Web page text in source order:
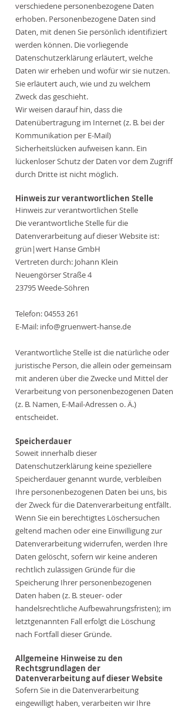
verschiedene personenbezogene Daten
erhoben. Personenbezogene Daten sind
Daten, mit denen Sie persönlich identifiziert
werden können. Die vorliegende
Datenschutzerklärung erläutert, welche
Daten wir erheben und wofür wir sie nutzen.
Sie erläutert auch, wie und zu welchem
Zweck das geschieht.
Wir weisen darauf hin, dass die
Datenübertragung im Internet (z. B. bei der
Kommunikation per E-Mail)
Sicherheitslücken aufweisen kann. Ein
lückenloser Schutz der Daten vor dem Zugriff
durch Dritte ist nicht möglich.
Hinweis zur verantwortlichen Stelle
Hinweis zur verantwortlichen Stelle
Die verantwortliche Stelle für die
Datenverarbeitung auf dieser Website ist:
grün|wert Hanse GmbH
Vertreten durch: Johann Klein
Neuengörser Straße 4
23795 Weede-Söhren
Telefon:04553 261
E-Mail: info@gruenwert-hanse.de
Verantwortliche Stelle ist die natürliche oder
juristische Person, die allein oder gemeinsam
mit anderen über die Zwecke und Mittel der
Verarbeitung von personenbezogenen Daten
(z. B. Namen, E-Mail-Adressen o. Ä.)
entscheidet.
Speicherdauer
Soweit innerhalb dieser
Datenschutzerklärung keine speziellere
Speicherdauer genannt wurde, verbleiben
Ihre personenbezogenen Daten bei uns, bis
der Zweck für die Datenverarbeitung entfällt.
Wenn Sie ein berechtigtes Löschersuchen
geltend machen oder eine Einwilligung zur
Datenverarbeitung widerrufen, werden Ihre
Daten gelöscht, sofern wir keine anderen
rechtlich zulässigen Gründe für die
Speicherung Ihrer personenbezogenen
Daten haben (z. B. steuer- oder
handelsrechtliche Aufbewahrungsfristen); im
letztgenannten Fall erfolgt die Löschung
nach Fortfall dieser Gründe.
Allgemeine Hinweise zu den
Rechtsgrundlagen der
Datenverarbeitung auf dieser Website
Sofern Sie in die Datenverarbeitung
eingewilligt haben, verarbeiten wir Ihre